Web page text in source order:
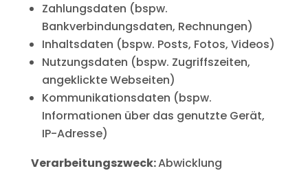
Zahlungsdaten (bspw.
Bankverbindungsdaten, Rechnungen)
Inhaltsdaten (bspw. Posts, Fotos, Videos)
Nutzungsdaten (bspw. Zugriffszeiten,
angeklickte Webseiten)
Kommunikationsdaten (bspw.
Informationen über das genutzte Gerät,
IP-Adresse)
Verarbeitungszweck:Abwicklung